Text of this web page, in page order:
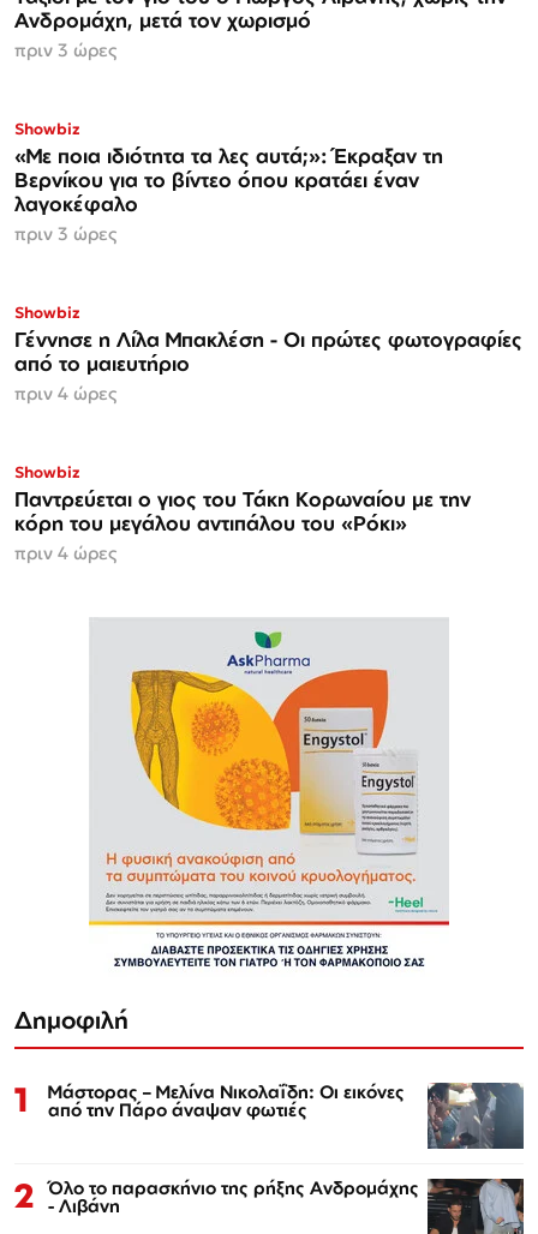
Ανδρομάχη, μετά τον χωρισμό
πριν 3 ώρες
Showbiz
«Με ποια ιδιότητα τα λες αυτά;»: Έκραξαν τη
Βερνίκου για το βίντεο όπου κρατάει έναν
λαγοκέφαλο
πριν 3 ώρες
Showbiz
Γέννησε η Λίλα Μπακλέση - Οι πρώτες φωτογραφίες
από το μαιευτήριο
πριν 4 ώρες
ΑΠΟΚΛΕΙΣΤΙΚΟ
Showbiz
Παντρεύεται ο γιος του Τάκη Κορωναίου με την
κόρη του μεγάλου αντιπάλου του «Ρόκι»
πριν 4 ώρες
Δημοφιλή
1 Μάστορας – Μελίνα Νικολαΐδη: Οι εικόνες
από την Πάρο άναψαν φωτιές
2 Όλο το παρασκήνιο της ρήξης Ανδρομάχης
- Λιβάνη